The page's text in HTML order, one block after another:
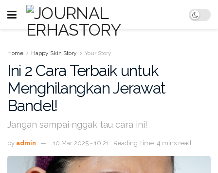
Home Happy Skin Story Your Story
Ini 2 Cara Terbaik untuk
Menghilangkan Jerawat
Bandel!
Jangan sampai nggak tau cara ini!
by admin 10 Mar 2025 - 10:21 Reading Time: 4 mins read